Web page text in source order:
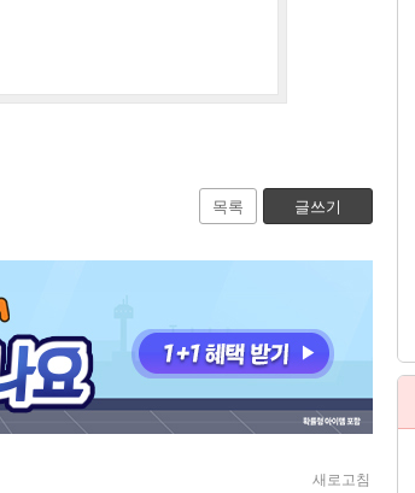
목록 글쓰기
새로고침